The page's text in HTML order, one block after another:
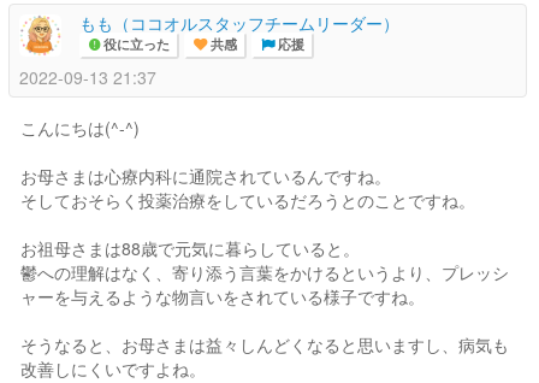
もも（ココオルスタッフチームリーダー）
役に立った 共感 応援
2022-09-13 21:37
こんにちは(^-^)
お母さまは心療内科に通院されているんですね。
そしておそらく投薬治療をしているだろうとのことですね。
お祖母さまは88歳で元気に暮らしていると。
鬱への理解はなく、寄り添う言葉をかけるというより、プレッシ
ャーを与えるような物言いをされている様子ですね。
そうなると、お母さまは益々しんどくなると思いますし、病気も
改善しにくいですよね。